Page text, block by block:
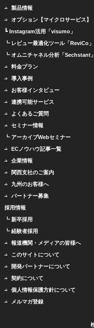
製品情報
オプション【マイクロサービス】
┗ Instagram活用「visumo」
┗ レビュー最適化ツール「ReviCo」
┗ オムニチャネル分析「Sechstant」
料金プラン
導入事例
お客様インタビュー
連携可能サービス
よくあるご質問
セミナー情報
┗ アーカイブWebセミナー
ECノウハウ記事一覧
企業情報
関西支社のご案内
九州のお客様へ
パートナー募集
採用情報
┗ 新卒採用
┗ 経験者採用
報道機関・メディアの皆様へ
このサイトについて
開発パートナーについて
契約について
個人情報保護方針について
メルマガ登録